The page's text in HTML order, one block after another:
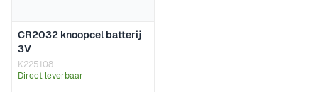
CR2032 knoopcel batterij
3V
K225108
Direct leverbaar